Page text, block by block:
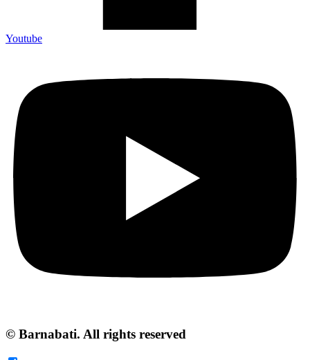
Youtube
© Barnabati. All rights reserved